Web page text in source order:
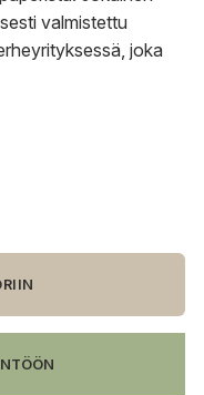
valmistettu
joka